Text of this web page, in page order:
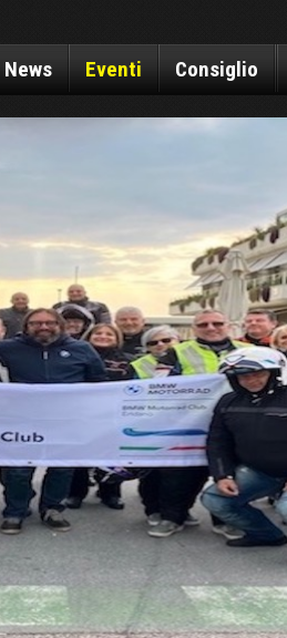
News Eventi Consiglio